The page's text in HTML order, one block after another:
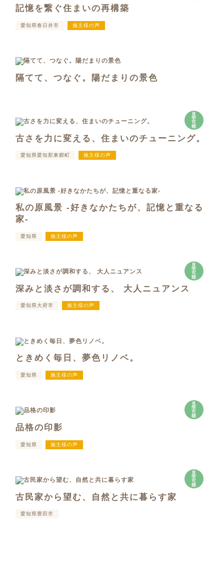
記憶を繋ぐ住まいの再構築
愛知県春日井市 施主様の声
隔てて、つなぐ。陽だまりの景色
見
学
可
能
古さを力に変える、住まいのチューニング。
愛知県愛知郡東郷町 施主様の声
私の原風景 -好きなかたちが、記憶と重なる
家-
愛知県 施主様の声
見
学
可
能
深みと淡さが調和する、 大人ニュアンス
愛知県大府市 施主様の声
ときめく毎日、夢色リノベ。
愛知県 施主様の声
見
学
可
能
品格の印影
愛知県 施主様の声
見
学
可
能
古民家から望む、自然と共に暮らす家
愛知県豊田市